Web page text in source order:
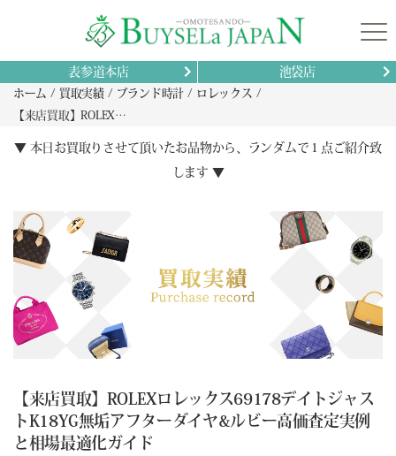
表参道本店 池袋店
ホーム 買取実績 ブランド時計
ロレックス
【来店買取】ROLEXロレックス69178デイトジャストK18YG無垢アフターダイヤ&ルビー高価査定実例と相場最適化ガイド
▼ 本日お買取りさせて頂いたお品物から、ランダムで１点ご紹介致
します ▼
【来店買取】ROLEXロレックス69178デイトジャス
トK18YG無垢アフターダイヤ&ルビー高価査定実例
と相場最適化ガイド